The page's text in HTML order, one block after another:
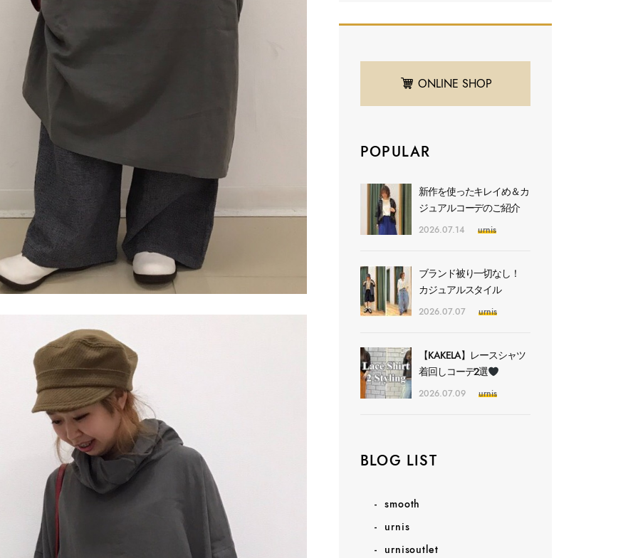
ONLINE SHOP
POPULAR
新作を使ったキレイめ＆カ
ジュアルコーデのご紹介
2026.07.14 urnis
ブランド被り一切なし！
カジュアルスタイル
2026.07.07 urnis
【KAKELA】レースシャツ
着回しコーデ2選
2026.07.09 urnis
BLOG LIST
smooth
urnis
urnisoutlet